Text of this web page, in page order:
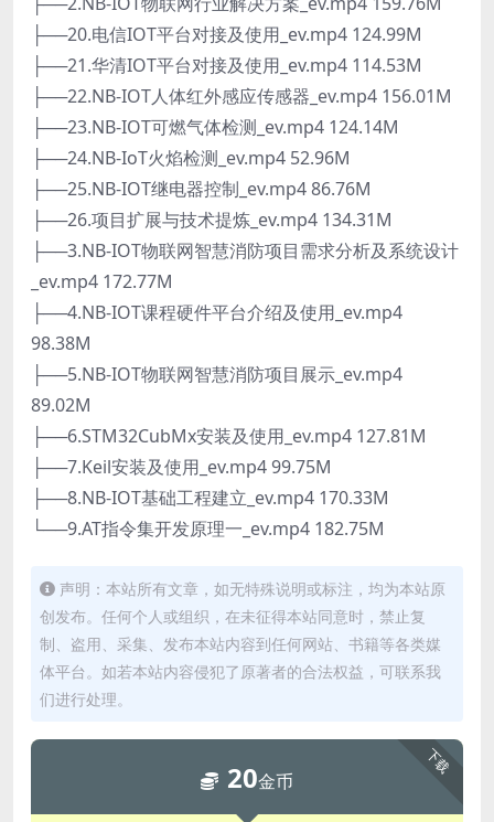
├──20.电信IOT平台对接及使用_ev.mp4 124.99M
├──21.华清IOT平台对接及使用_ev.mp4 114.53M
├──22.NB-IOT人体红外感应传感器_ev.mp4 156.01M
├──23.NB-IOT可燃气体检测_ev.mp4 124.14M
├──24.NB-IoT火焰检测_ev.mp4 52.96M
├──25.NB-IOT继电器控制_ev.mp4 86.76M
├──26.项目扩展与技术提炼_ev.mp4 134.31M
├──3.NB-IOT物联网智慧消防项目需求分析及系统设计
_ev.mp4 172.77M
├──4.NB-IOT课程硬件平台介绍及使用_ev.mp4
98.38M
├──5.NB-IOT物联网智慧消防项目展示_ev.mp4
89.02M
├──6.STM32CubMx安装及使用_ev.mp4 127.81M
├──7.Keil安装及使用_ev.mp4 99.75M
├──8.NB-IOT基础工程建立_ev.mp4 170.33M
└──9.AT指令集开发原理一_ev.mp4 182.75M
声明：本站所有文章，如无特殊说明或标注，均为本站原
创发布。任何个人或组织，在未征得本站同意时，禁止复
制、盗用、采集、发布本站内容到任何网站、书籍等各类媒
体平台。如若本站内容侵犯了原著者的合法权益，可联系我
们进行处理。
下载
20金币